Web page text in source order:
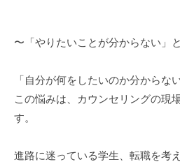
〜「やりたいことが分からない」
「自分が何をしたいのか分からない
この悩みは、カウンセリングの現
す。
進路に迷っている学生、転職を考